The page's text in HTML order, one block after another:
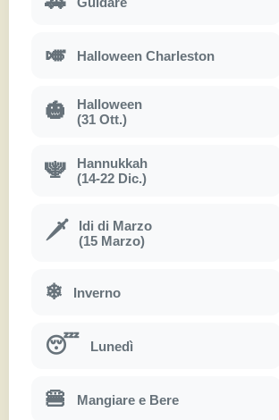
🎺 Halloween Charleston
🎃
Halloween
(31 Ott.)
🕎
Hannukkah
(14-22 Dic.)
🗡
Idi di Marzo
(15 Marzo)
❄ Inverno
😴 Lunedì
🍔 Mangiare e Bere